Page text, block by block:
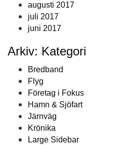
augusti 2017
juli 2017
juni 2017
Arkiv: Kategori
Bredband
Flyg
Företag i Fokus
Hamn & Sjöfart
Järnväg
Krönika
Large Sidebar